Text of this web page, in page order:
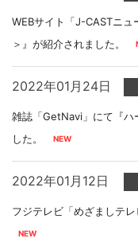
WEBサイト「J-CASTニュ
＞』が紹介されました。
2022年01月24日
雑誌「GetNavi」にて『ハ
した。
2022年01月12日
フジテレビ「めざましテ